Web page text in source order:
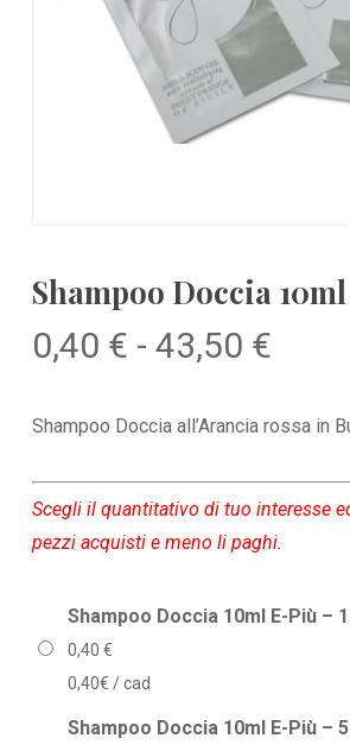
Shampoo Doccia
0,40 € - 43,50 €
0,40
a
43,50
Shampoo Doccia all’Arancia rossa in
Scegli il quantitativo di tuo interesse
pezzi acquisti e meno li paghi.
Shampoo Doccia 10ml E-Più – 1
0,40 €
0,40€ / cad
Shampoo Doccia 10ml E-Più –